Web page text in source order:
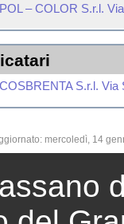
POL – COLOR S.r.l.
COSBRENTA S.r.l. Via
mercoledì, 14